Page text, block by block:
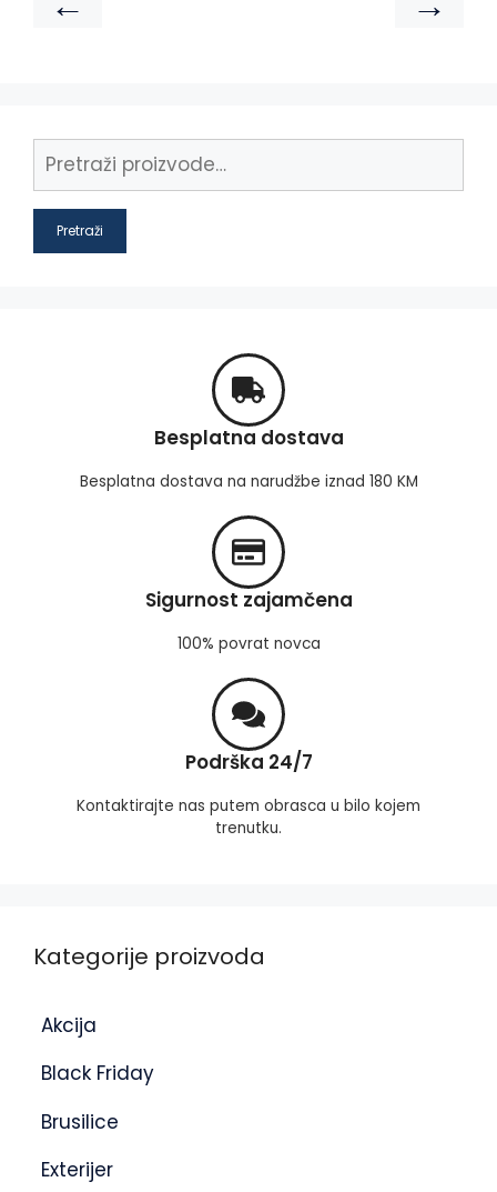
Pretraži
Besplatna dostava
Besplatna dostava na narudžbe iznad 180 KM
Sigurnost zajamčena
100% povrat novca
Podrška 24/7
Kontaktirajte nas putem obrasca u bilo kojem
trenutku.
Kategorije proizvoda
Akcija
Black Friday
Brusilice
Exterijer